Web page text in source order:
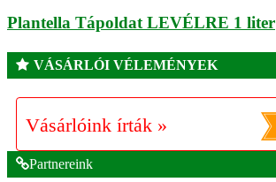
Plantella Tápoldat LEVÉLRE 1 liter
VÁSÁRLÓI VÉLEMÉNYEK
Vásárlóink írták »
Partnereink